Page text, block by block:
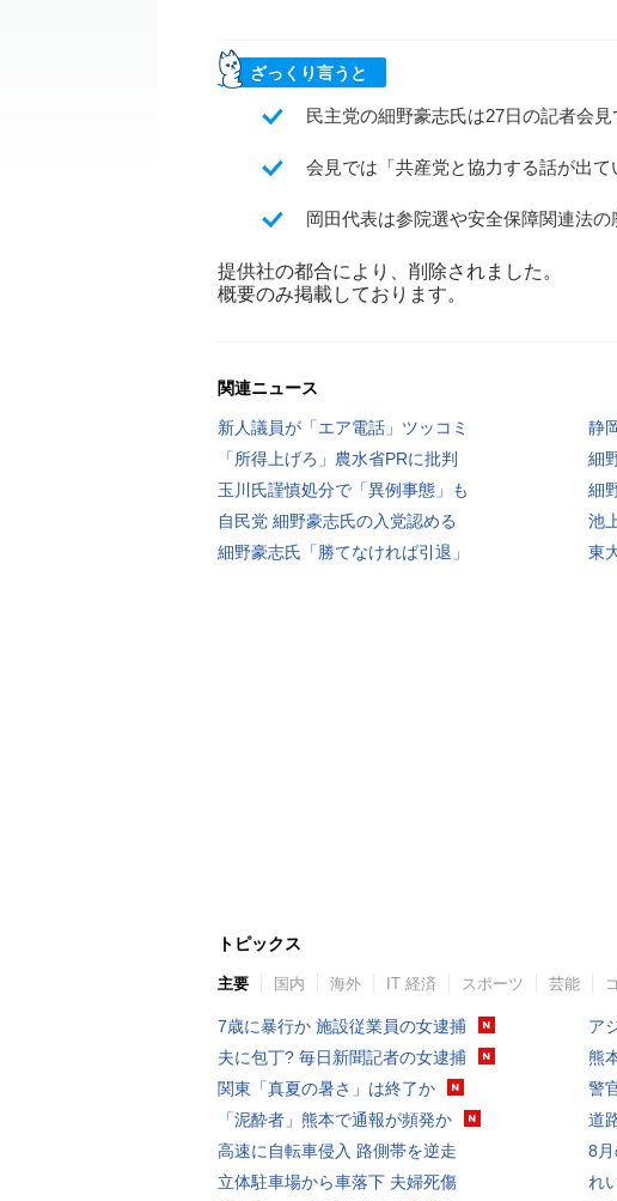
ざっくり言うと
民主党の細野豪志氏は27日の記者会
会見では「共産党と協力する話が出
岡田代表は参院選や安全保障関連法
提供社の都合により、削除されました。
概要のみ掲載しております。
関連ニュース
新人議員が「エア電話」ツッコミ
静
「所得上げろ」農水省PRに批判
細
玉川氏謹慎処分で「異例事態」も
細
自民党 細野豪志氏の入党認める
池
細野豪志氏「勝てなければ引退」
東
トピックス
主要 国内 海外 IT 経済 スポーツ 芸能
7歳に暴行か 施設従業員の女逮捕
夫に包丁? 毎日新聞記者の女逮捕
関東「真夏の暑さ」は終了か
「泥酔者」熊本で通報が頻発か
高速に自転車侵入 路側帯を逆走
立体駐車場から車落下 夫婦死傷
ア
熊
警
道
8月
れ